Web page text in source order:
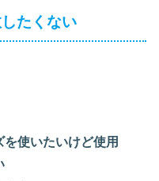
たくない
使いたいけど使用